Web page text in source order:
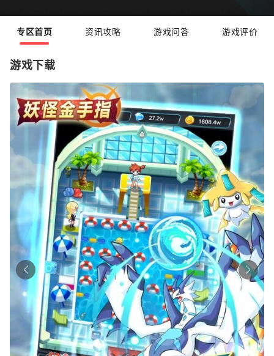
专区首页 资讯攻略 游戏问答 游戏评价
游戏下载